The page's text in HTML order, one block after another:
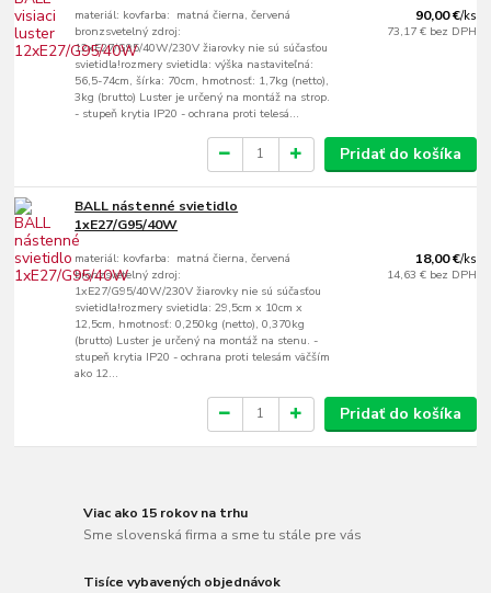
materiál: kovfarba: matná čierna, červená
bronzsvetelný zdroj:
12xE27/G95/40W/230V žiarovky nie sú súčasťou
svietidla!rozmery svietidla: výška nastaviteľná:
56,5-74cm, šírka: 70cm, hmotnosť: 1,7kg (netto),
3kg (brutto) Luster je určený na montáž na strop.
- stupeň krytia IP20 - ochrana proti telesá...
90,00 €/ks
73,17 € bez DPH
Pridať do košíka
BALL nástenné svietidlo
1xE27/G95/40W
materiál: kovfarba: matná čierna, červená
bronzsvetelný zdroj:
1xE27/G95/40W/230V žiarovky nie sú súčasťou
svietidla!rozmery svietidla: 29,5cm x 10cm x
12,5cm, hmotnosť: 0,250kg (netto), 0,370kg
(brutto) Luster je určený na montáž na stenu. -
stupeň krytia IP20 - ochrana proti telesám väčším
ako 12...
18,00 €/ks
14,63 € bez DPH
Pridať do košíka
Viac ako 15 rokov na trhu
Sme slovenská firma a sme tu stále pre vás
Tisíce vybavených objednávok